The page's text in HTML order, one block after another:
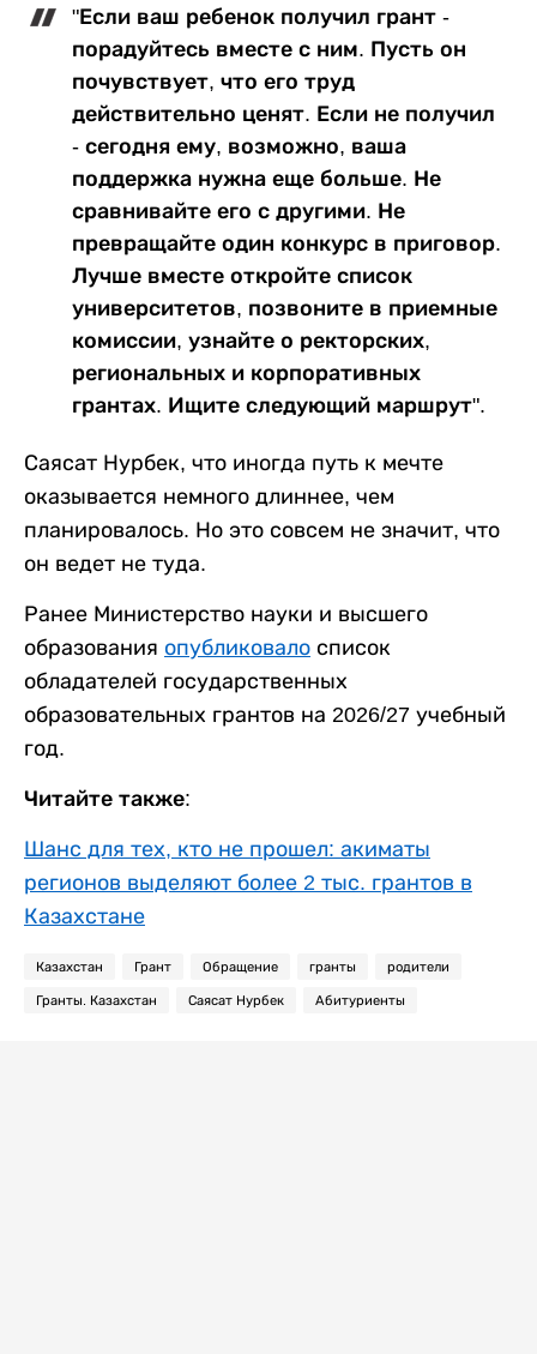
"Если ваш ребенок получил грант -
порадуйтесь вместе с ним. Пусть он
почувствует, что его труд
действительно ценят. Если не получил
- сегодня ему, возможно, ваша
поддержка нужна еще больше. Не
сравнивайте его с другими. Не
превращайте один конкурс в приговор.
Лучше вместе откройте список
университетов, позвоните в приемные
комиссии, узнайте о ректорских,
региональных и корпоративных
грантах. Ищите следующий маршрут".
Саясат Нурбек, что иногда путь к мечте
оказывается немного длиннее, чем
планировалось. Но это совсем не значит, что
он ведет не туда.
Ранее Министерство науки и высшего
образования опубликовало список
обладателей государственных
образовательных грантов на 2026/27 учебный
год.
Читайте также:
Шанс для тех, кто не прошел: акиматы
регионов выделяют более 2 тыс. грантов в
Казахстане
Казахстан Грант Обращение гранты родители
Гранты. Казахстан Саясат Нурбек Абитуриенты